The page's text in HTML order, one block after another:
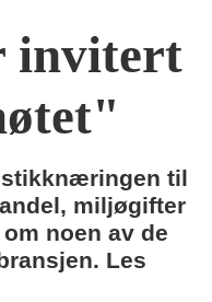
invitert
til
miljøgifter
noen av de
Les